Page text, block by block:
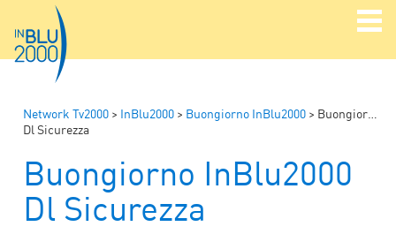
Network Tv2000 > InBlu2000 > Buongiorno InBlu2000 > Buongiorno InBlu2000
Dl Sicurezza
Buongiorno InBlu2000
Dl Sicurezza